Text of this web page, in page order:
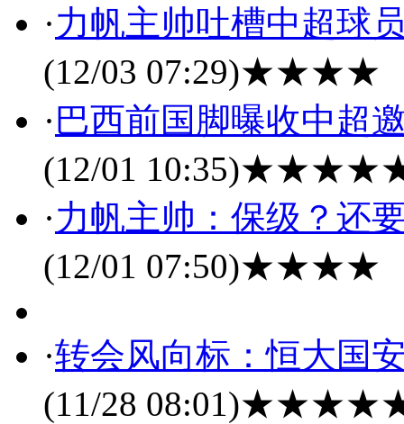
·力帆主帅吐槽中超球
(12/03 07:29)★★★★
·巴西前国脚曝收中超
(12/01 10:35)
·力帆主帅：保级？还
(12/01 07:50)★★★★
·转会风向标：恒大国
(11/28 08:01)